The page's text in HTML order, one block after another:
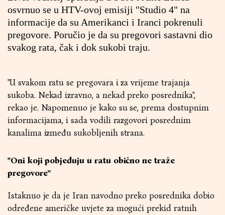
osvrnuo se u HTV-ovoj emisiji "Studio 4" na
informacije da su Amerikanci i Iranci pokrenuli
pregovore. Poručio je da su pregovori sastavni dio
svakog rata, čak i dok sukobi traju.
"U svakom ratu se pregovara i za vrijeme trajanja
sukoba. Nekad izravno, a nekad preko posrednika",
rekao je. Napomenuo je kako su se, prema dostupnim
informacijama, i sada vodili razgovori posrednim
kanalima između sukobljenih strana.
"Oni koji pobjeđuju u ratu obično ne traže
pregovore"
Istaknuo je da je Iran navodno preko posrednika dobio
određene američke uvjete za mogući prekid ratnih